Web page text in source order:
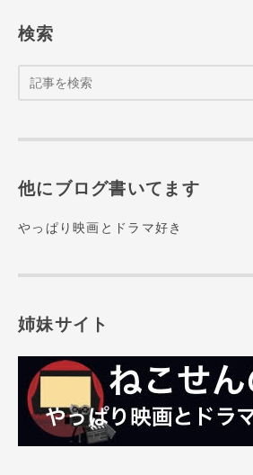
検索
他にブログ書いてます
やっぱり映画とドラマ好き
姉妹サイト